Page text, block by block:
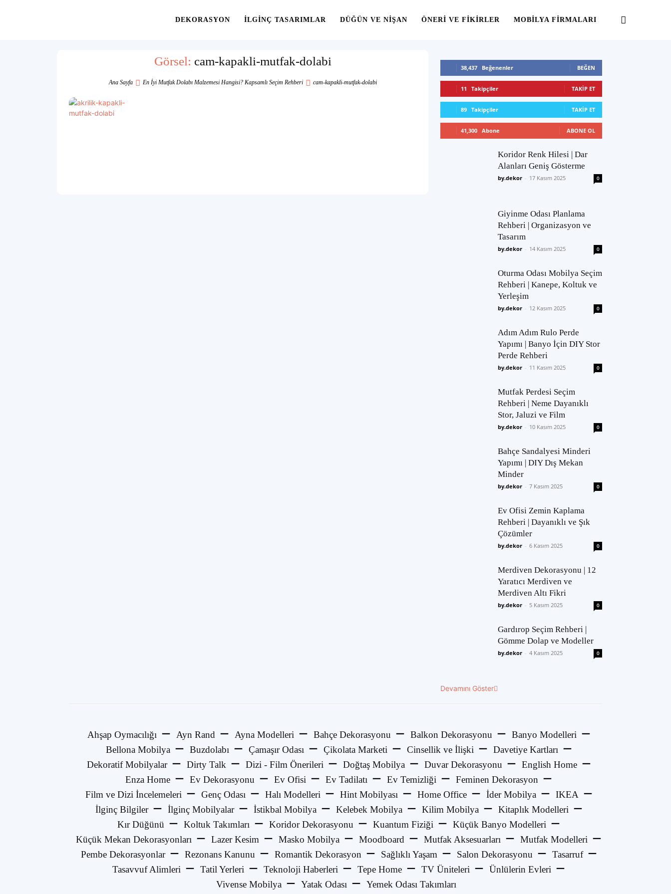
DEKORASYON İLGINÇ TASARIMLAR DÜĞÜN VE NIŞAN ÖNERI VE FIKIRLER MOBILYA FIRMALARI
Görsel: cam-kapakli-mutfak-dolabi
Ana Sayfa En İyi Mutfak Dolabı Malzemesi Hangisi? Kapsamlı Seçim Rehberi cam-kapakli-mutfak-dolabi
38,437 Beğenenler BEĞEN
11 Takipçiler TAKIP ET
89 Takipçiler TAKIP ET
41,300 Abone ABONE OL
Koridor Renk Hilesi | Dar
Alanları Geniş Gösterme
by.dekor - 17 Kasım 2025 0
Giyinme Odası Planlama
Rehberi | Organizasyon ve
Tasarım
by.dekor - 14 Kasım 2025 0
Oturma Odası Mobilya Seçim
Rehberi | Kanepe, Koltuk ve
Yerleşim
by.dekor - 12 Kasım 2025 0
Adım Adım Rulo Perde
Yapımı | Banyo İçin DIY Stor
Perde Rehberi
by.dekor - 11 Kasım 2025 0
Mutfak Perdesi Seçim
Rehberi | Neme Dayanıklı
Stor, Jaluzi ve Film
by.dekor - 10 Kasım 2025 0
Bahçe Sandalyesi Minderi
Yapımı | DIY Dış Mekan
Minder
by.dekor - 7 Kasım 2025 0
Ev Ofisi Zemin Kaplama
Rehberi | Dayanıklı ve Şık
Çözümler
by.dekor - 6 Kasım 2025 0
Merdiven Dekorasyonu | 12
Yaratıcı Merdiven ve
Merdiven Altı Fikri
by.dekor - 5 Kasım 2025 0
Gardırop Seçim Rehberi |
Gömme Dolap ve Modeller
by.dekor - 4 Kasım 2025 0
Devamını Göster
Ahşap Oymacılığı Ayn Rand Ayna Modelleri Bahçe Dekorasyonu Balkon Dekorasyonu
Banyo Modelleri
Bellona Mobilya
Buzdolabı Çamaşır Odası Çikolata Marketi Cinsellik ve İlişki
Davetiye Kartları
Dekoratif Mobilyalar
Dirty Talk Dizi - Film Önerileri Doğtaş Mobilya Duvar Dekorasyonu
English Home
Enza Home
Ev Dekorasyonu Ev Ofisi Ev Tadilatı Ev Temizliği
Feminen Dekorasyon
Film ve Dizi İncelemeleri
Genç Odası Halı Modelleri Hint Mobilyası Home Office İder Mobilya
IKEA
İlginç Bilgiler
İlginç Mobilyalar İstikbal Mobilya Kelebek Mobilya Kilim Mobilya
Kitaplık Modelleri
Kır Düğünü
Koltuk Takımları Koridor Dekorasyonu Kuantum Fiziği
Küçük Banyo Modelleri
Küçük Mekan Dekorasyonları
Lazer Kesim Masko Mobilya Moodboard Mutfak Aksesuarları
Mutfak Modelleri
Pembe Dekorasyonlar
Rezonans Kanunu Romantik Dekorasyon Sağlıklı Yaşam Salon Dekorasyonu
Tasarruf
Tasavvuf Alimleri
Tatil Yerleri Teknoloji Haberleri Tepe Home TV Üniteleri
Ünlülerin Evleri
Vivense Mobilya
Yatak Odası Yemek Odası Takımları